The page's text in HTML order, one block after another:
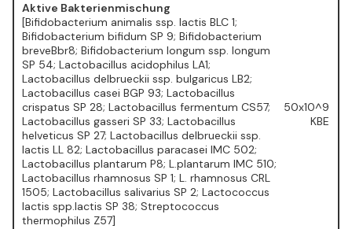
Aktive Bakterienmischung
[Bifidobacterium animalis ssp. lactis BLC 1;
Bifidobacterium bifidum SP 9; Bifidobacterium
breveBbr8; Bifidobacterium longum ssp. longum
SP 54; Lactobacillus acidophilus LA1;
Lactobacillus delbrueckii ssp. bulgaricus LB2;
Lactobacillus casei BGP 93; Lactobacillus
crispatus SP 28; Lactobacillus fermentum CS57;
Lactobacillus gasseri SP 33; Lactobacillus
helveticus SP 27; Lactobacillus delbrueckii ssp.
lactis LL 82; Lactobacillus paracasei IMC 502;
Lactobacillus plantarum P8; L.plantarum IMC 510;
Lactobacillus rhamnosus SP 1; L. rhamnosus CRL
1505; Lactobacillus salivarius SP 2; Lactococcus
lactis spp.lactis SP 38; Streptococcus
thermophilus Z57]
50x10^9
KBE